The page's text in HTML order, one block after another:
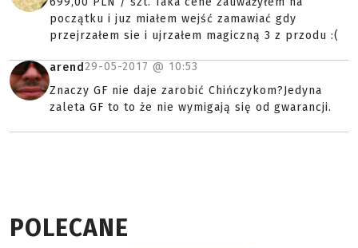
początku i juz miałem wejść zamawiać gdy
przejrzałem sie i ujrzałem magiczną 3 z przodu :(
arend29-05-2017 @ 10:53
Znaczy GF nie daje zarobić Chińczykom?Jedyna
zaleta GF to to że nie wymigają się od gwarancji.
POLECANE